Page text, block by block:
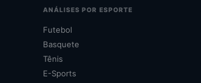
ANÁLISES POR ESPORTE
Futebol
Basquete
Tênis
E-Sports